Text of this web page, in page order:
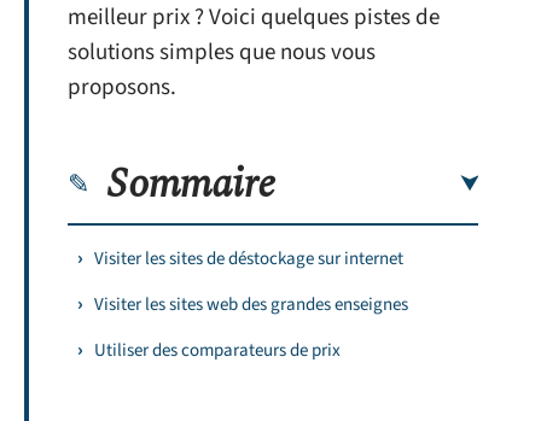
meilleur prix ? Voici quelques pistes de
solutions simples que nous vous
proposons.
Sommaire
Visiter les sites de déstockage sur internet
Visiter les sites web des grandes enseignes
Utiliser des comparateurs de prix